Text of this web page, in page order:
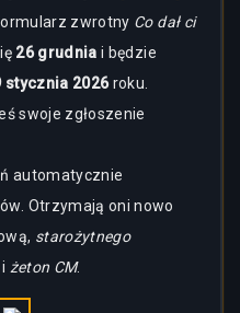
zwrotny Co dał ci
26 grudniai będzie
stycznia 2026roku.
swoje zgłoszenie
automatycznie
Otrzymają oni nowo
starożytnego
i żeton CM.